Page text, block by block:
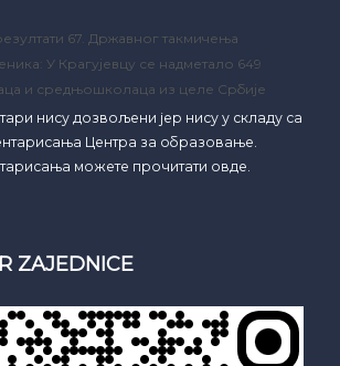
67. Државног такмичења
У Крагујевцу се надметало 649
и средњошколаца из целе Србије
нису дозвољени јер нису у складу са
Центра за образовање.
можете прочитати овде.
ZAJEDNICE